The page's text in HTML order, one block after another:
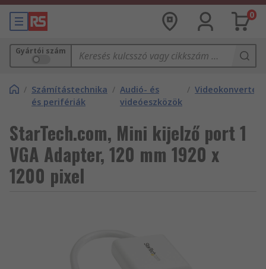
0
Gyártói szám
/ Számítástechnika
és perifériák
/ Audió- és
videóeszközök
/
StarTech.com, Mini kijelző port 1
VGA Adapter, 120 mm 1920 x
1200 pixel